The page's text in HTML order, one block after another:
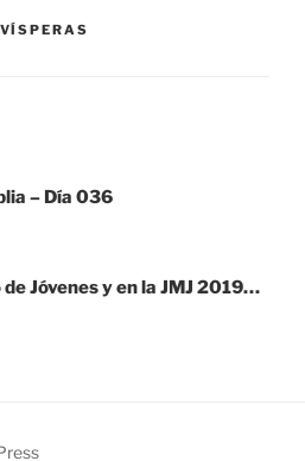
VÍSPERAS
– Día 036
de Jóvenes y en la JMJ 2019…